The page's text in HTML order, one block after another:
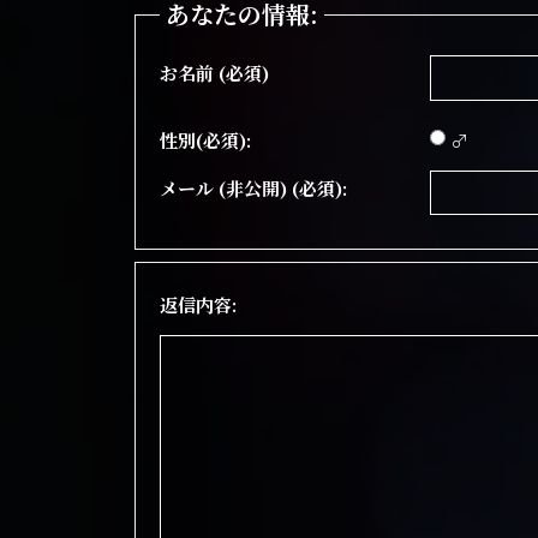
あなたの情報:
お名前 (必須)
性別(必須):
♂
メール (非公開) (必須):
返信内容: